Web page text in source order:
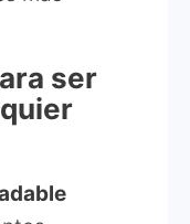
ser